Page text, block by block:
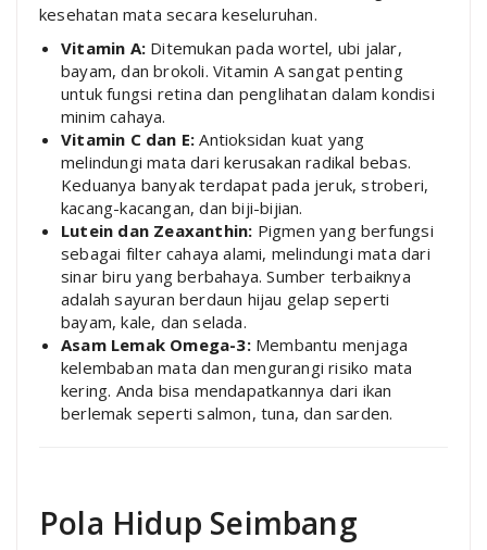
kesehatan mata secara keseluruhan.
Vitamin A: Ditemukan pada wortel, ubi jalar,
bayam, dan brokoli. Vitamin A sangat penting
untuk fungsi retina dan penglihatan dalam kondisi
minim cahaya.
Vitamin C dan E: Antioksidan kuat yang
melindungi mata dari kerusakan radikal bebas.
Keduanya banyak terdapat pada jeruk, stroberi,
kacang-kacangan, dan biji-bijian.
Lutein dan Zeaxanthin: Pigmen yang berfungsi
sebagai filter cahaya alami, melindungi mata dari
sinar biru yang berbahaya. Sumber terbaiknya
adalah sayuran berdaun hijau gelap seperti
bayam, kale, dan selada.
Asam Lemak Omega-3:Membantu menjaga
kelembaban mata dan mengurangi risiko mata
kering. Anda bisa mendapatkannya dari ikan
berlemak seperti salmon, tuna, dan sarden.
Pola Hidup Seimbang